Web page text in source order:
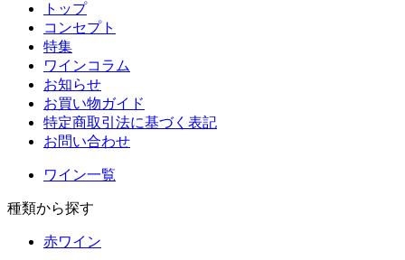
トップ
コンセプト
特集
ワインコラム
お知らせ
お買い物ガイド
特定商取引法に基づく表記
お問い合わせ
ワイン一覧
種類から探す
赤ワイン